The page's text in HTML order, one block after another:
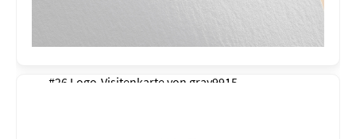
#26 Logo-Visitenkarte von gray9915